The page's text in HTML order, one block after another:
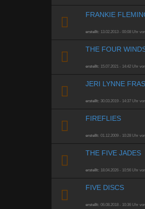
FRANKIE
erstellt: 13.02.2013 - 00:08 Uhr von
THE FOUR
erstellt: 15.07.2021 - 14:42 Uhr von
JERI LYNNE
erstellt: 30.03.2019 - 14:37 Uhr von
FIREFLIES
erstellt: 01.12.2009 - 10:28 Uhr von
THE FIVE JADES
erstellt: 18.04.2026 - 10:56 Uhr von
FIVE DISCS
erstellt: 06.08.2018 - 10:36 Uhr von